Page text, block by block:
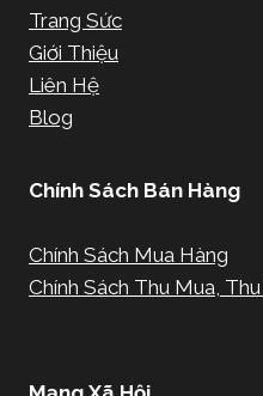
Trang Sức
Giới Thiệu
Liên Hệ
Blog
Chính Sách Bán Hàng
Chính Sách Mua Hàng
Chính Sách Thu Mua,